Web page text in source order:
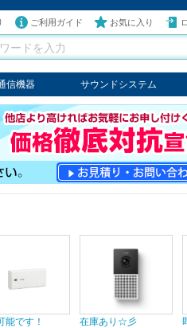
ご利用ガイド お気に入り
信機器
PBX
ンガー
サウンドシステム
音響機器
輸入オーディオ
楽器
ケーブル
能です！
在庫あり☆彡